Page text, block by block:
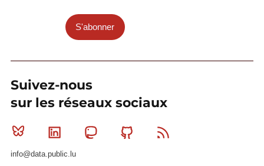
S'abonner
Suivez-nous
sur les réseaux sociaux
Bluesky Linkedin MastodonGithub
info@data.public.lu